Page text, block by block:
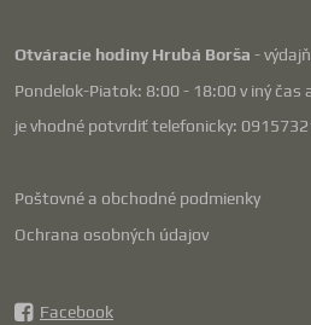
Otváracie hodiny Hrubá Borša -
Pondelok-Piatok: 8:00 - 18:00 v iný čas
je vhodné potvrdiť telefonicky:
Poštovné a obchodné podmienky
Ochrana osobných údajov
Facebook